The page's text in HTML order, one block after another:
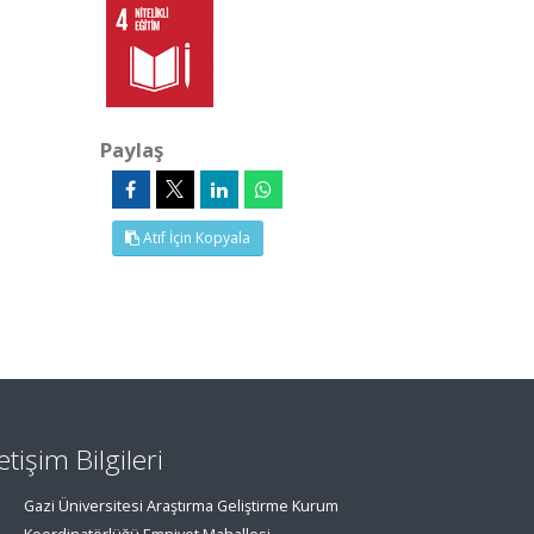
Paylaş
Atıf İçin Kopyala
Bilgileri
Gazi Üniversitesi Araştırma Geliştirme Kurum